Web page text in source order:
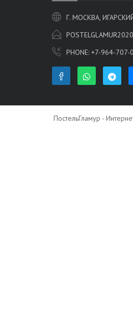
Г. МОСКВА,
PHONE: +7-964-707-
ПостельГламур -